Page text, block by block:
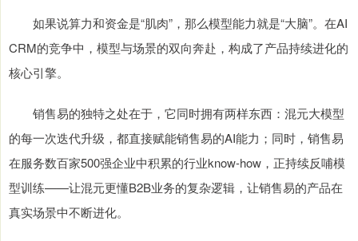
如果说算力和资金是“肌肉”，那么模型能力就是“大脑”。在AI
CRM的竞争中，模型与场景的双向奔赴，构成了产品持续进化的
核心引擎。
销售易的独特之处在于，它同时拥有两样东西：混元大模型
的每一次迭代升级，都直接赋能销售易的AI能力；同时，销售易
在服务数百家500强企业中积累的行业know-how，正持续反哺模
型训练——让混元更懂B2B业务的复杂逻辑，让销售易的产品在
真实场景中不断进化。